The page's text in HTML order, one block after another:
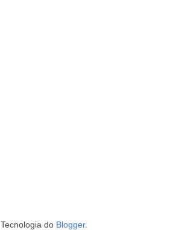
Tecnologia do Blogger.